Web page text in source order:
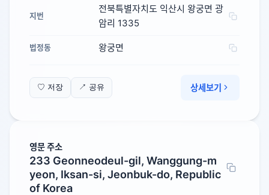
지번
전북특별자치도 익산시 왕궁면 광
암리 1335
법정동 왕궁면
♡ 저장 ↗ 공유 상세보기
영문 주소
233 Geonneodeul-gil, Wanggung-m
yeon, Iksan-si, Jeonbuk-do, Republic
of Korea